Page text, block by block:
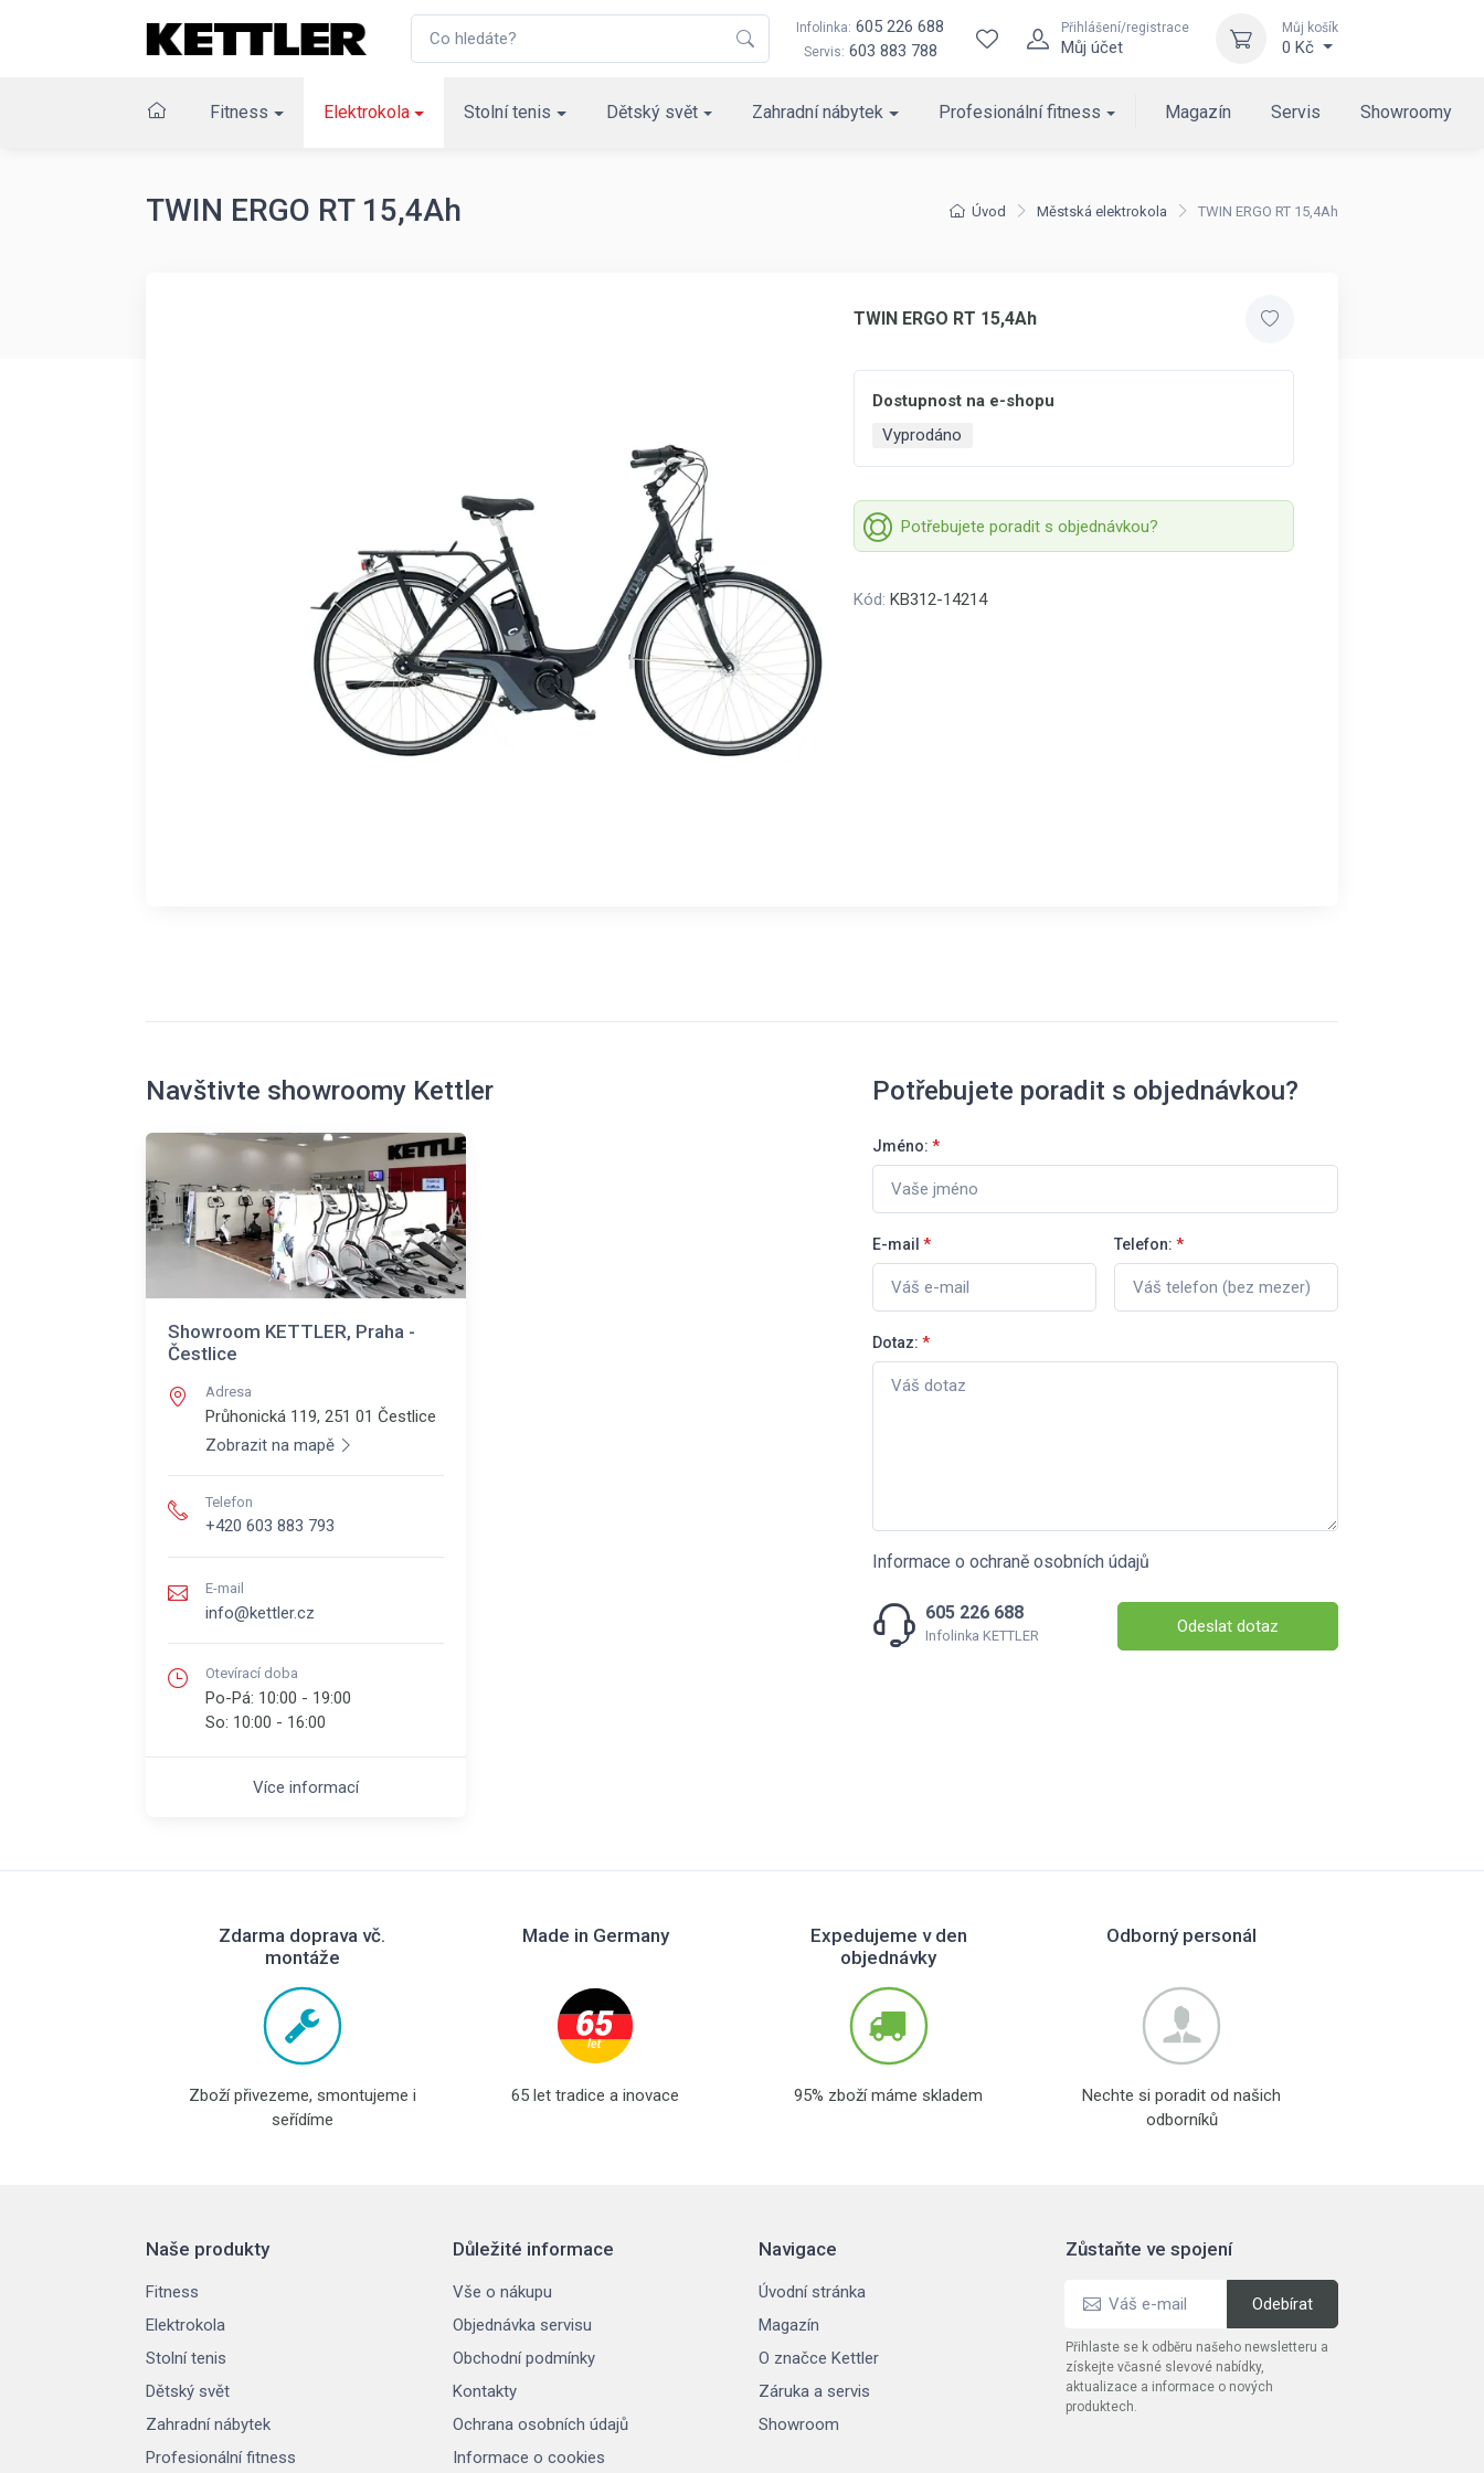
Infolinka: 605 226 688
Servis: 603 883 788
Přihlášení/registrace
Můj účet
Můj košík
0 Kč
Fitness Elektrokola Stolní tenis Dětský svět Zahradní nábytek Profesionální fitness Magazín Servis Showroomy
Úvod Městská elektrokola TWIN ERGO RT 15,4Ah
TWIN ERGO RT 15,4Ah
TWIN ERGO RT 15,4Ah
Dostupnost na e-shopu
Vyprodáno
Potřebujete poradit s objednávkou?
Kód: KB312-14214
Navštivte showroomy Kettler
Showroom KETTLER, Praha -
Čestlice
Adresa
Průhonická 119, 251 01 Čestlice
Zobrazit na mapě
Telefon
+420 603 883 793
E-mail
info@kettler.cz
Otevírací doba
Po-Pá: 10:00 - 19:00
So: 10:00 - 16:00
Více informací
Potřebujete poradit s objednávkou?
Jméno: *
E-mail * Telefon: *
Dotaz: *
Informace o ochraně osobních údajů
605 226 688
Infolinka KETTLER Odeslat dotaz
Zdarma doprava vč.
montáže
Zboží přivezeme, smontujeme i
seřídíme
Made in Germany
65 let tradice a inovace
Expedujeme v den
objednávky
95% zboží máme skladem
Odborný personál
Nechte si poradit od našich
odborníků
Naše produkty
Fitness
Elektrokola
Stolní tenis
Dětský svět
Zahradní nábytek
Profesionální fitness
Důležité informace
Vše o nákupu
Objednávka servisu
Obchodní podmínky
Kontakty
Ochrana osobních údajů
Informace o cookies
Navigace
Úvodní stránka
Magazín
O značce Kettler
Záruka a servis
Showroom
Zůstaňte ve spojení
Přihlaste se k odběru našeho newsletteru a
získejte včasné slevové nabídky,
aktualizace a informace o nových
produktech.